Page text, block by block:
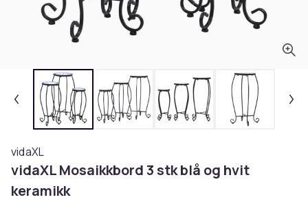
vidaXL
vidaXL Mosaikkbord 3 stk blå og hvit
keramikk